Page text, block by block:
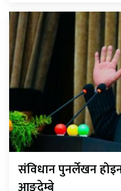
संविधान पुनर्लेखन